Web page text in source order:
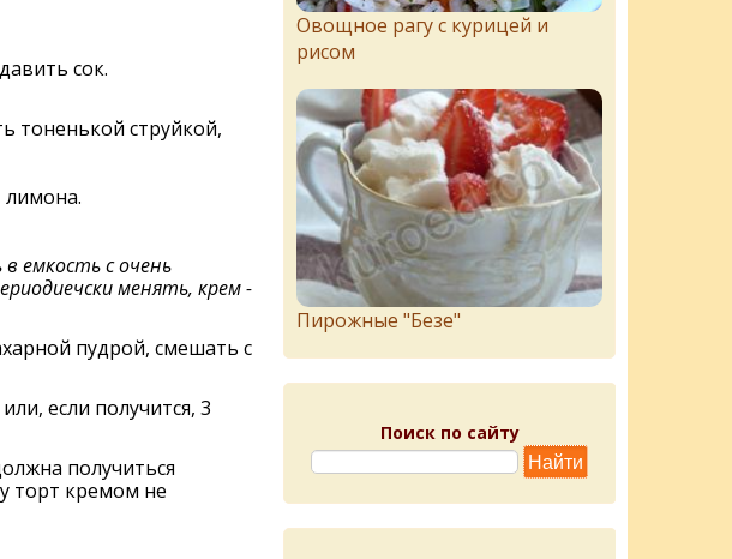
сок.
тоненькой струйкой,
лимона.
емкость с очень
менять, крем -
пудрой, смешать с
если получится, 3
получиться
торт кремом не
Овощное рагу с курицей и
рисом
Пирожныe "Бeзe"
Поиск по сайту